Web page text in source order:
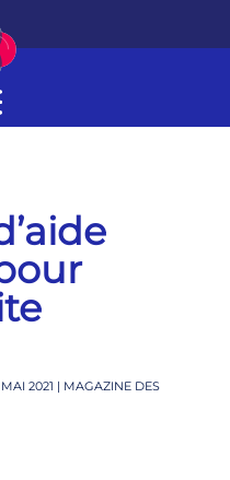
MAI 2021 | MAGAZINE DES